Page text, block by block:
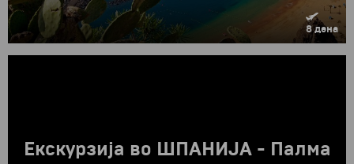
8 дена
Екскурзија во ШПАНИЈА - Палма